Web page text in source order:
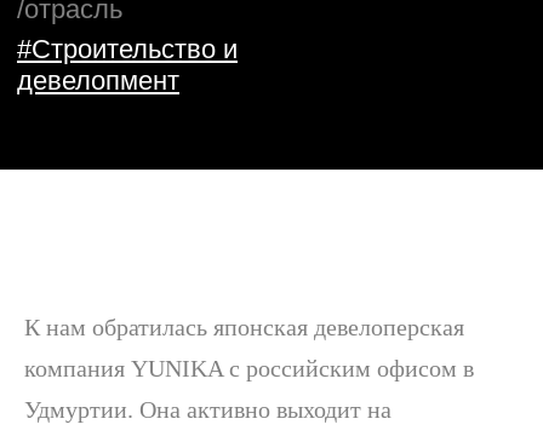
К нам обратилась японская девелоперская
компания YUNIKA с российским офисом в
Удмуртии. Она активно выходит на